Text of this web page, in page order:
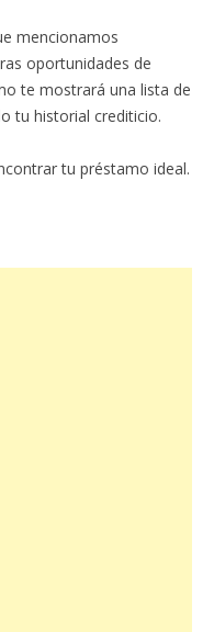
mencionamos
oportunidades de
te mostrará una lista de
tu historial crediticio.
tu préstamo ideal.